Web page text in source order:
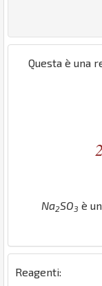
Questa è una
2
Na2SO3 è
Reagenti: